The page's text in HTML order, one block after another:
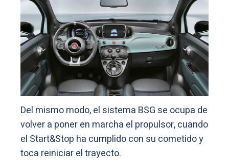
Del mismo modo, el sistema BSG se ocupa de
volver a poner en marcha el propulsor, cuando
el Start&Stop ha cumplido con su cometido y
toca reiniciar el trayecto.